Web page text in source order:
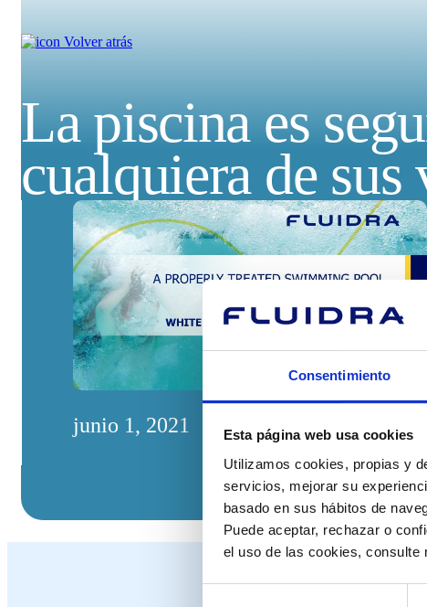
Consentimiento
Esta página web usa cookies
Utilizamos cookies, propias y
servicios, mejorar su
basado en sus hábitos de
Puede aceptar, rechazar o
el uso de las cookies, consulte
Volver atrás
La piscina es
cualquiera de sus
junio 1, 2021